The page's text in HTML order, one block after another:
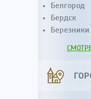
Белгород
Бердск
Березники